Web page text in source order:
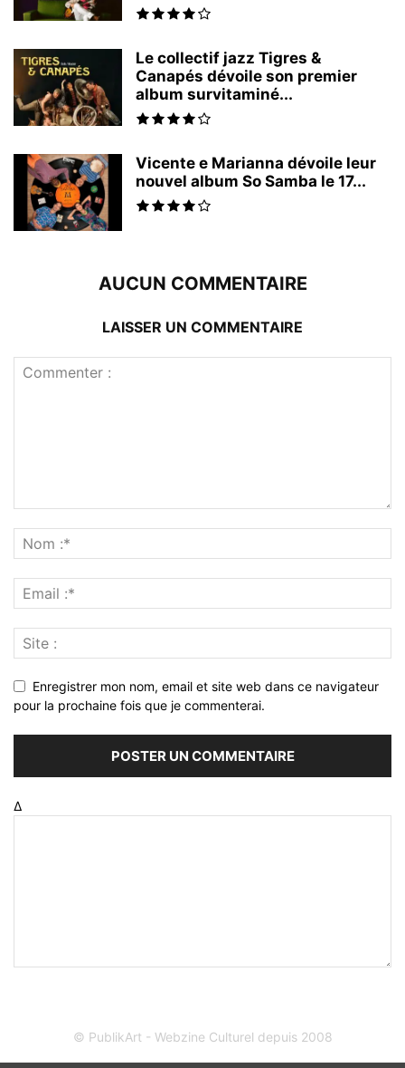
Le collectif jazz Tigres &
Canapés dévoile son premier
album survitaminé...
Vicente e Marianna dévoile leur
nouvel album So Samba le 17...
AUCUN COMMENTAIRE
LAISSER UN COMMENTAIRE
Enregistrer mon nom, email et site web dans ce navigateur
pour la prochaine fois que je commenterai.
Δ
© PublikArt - Webzine Culturel depuis 2008